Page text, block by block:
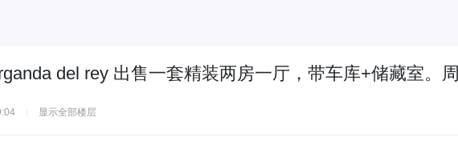
del rey 出售一套精装两房一厅，带车库+储藏室。周
显示全部楼层